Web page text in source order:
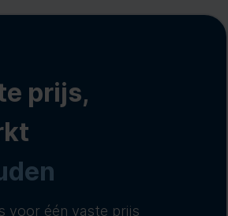
prijs,
voor één vaste prijs